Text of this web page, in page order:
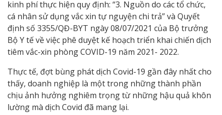
kinh phí thực hiện quy định: “3. Nguồn do các tổ chức,
cá nhân sử dụng vắc xin tự nguyện chi trả” và Quyết
định số 3355/QĐ-BYT ngày 08/07/2021 của Bộ trưởng
Bộ Y tế về việc phê duyệt kế hoạch triển khai chiến dịch
tiêm vắc-xin phòng COVID-19 năm 2021- 2022.
Thực tế, đợt bùng phát dịch Covid-19 gần đây nhất cho
thấy, doanh nghiệp là một trong những thành phần
chịu ảnh hưởng nghiêm trọng từ những hậu quả khôn
lường mà dịch Covid đã mang lại.